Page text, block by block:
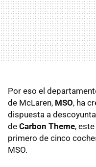
Por eso el
de McLaren, MSO, ha
dispuesta a
de Carbon Theme,
primero de cinco
MSO.